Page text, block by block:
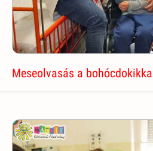
Meseolvasás a bohócdokikkal